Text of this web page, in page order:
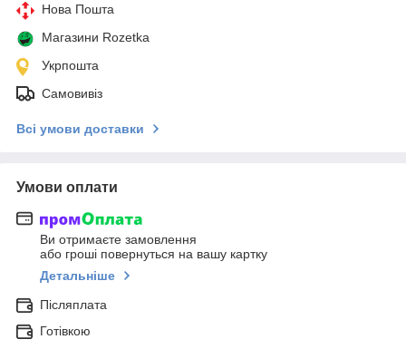
Нова Пошта
Магазини Rozetka
Укрпошта
Самовивіз
Всі умови доставки
Умови оплати
Ви отримаєте замовлення
або гроші повернуться на вашу картку
Детальніше
Післяплата
Готівкою